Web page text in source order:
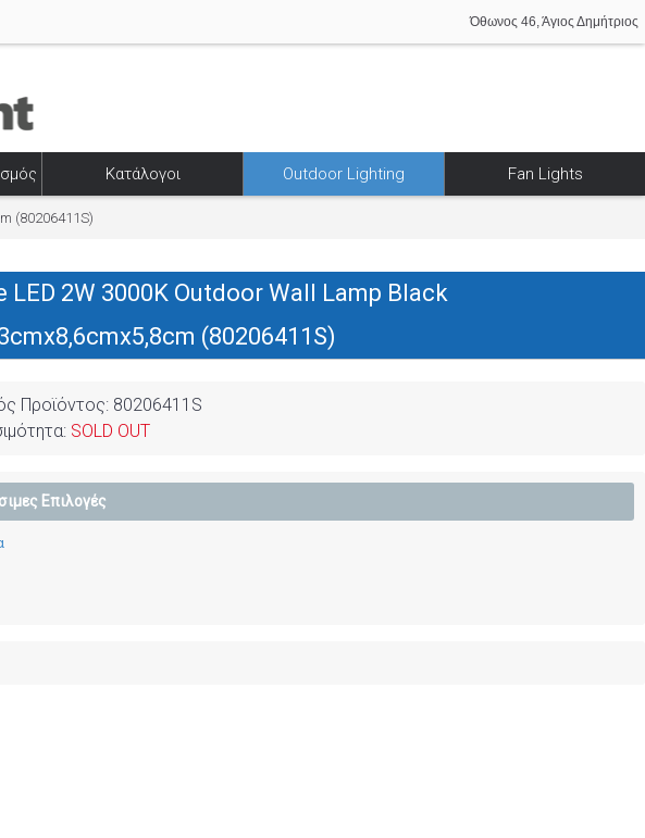
Όθωνος 46, Άγιος Δημήτριος
Κατάλογοι Outdoor Lighting Fan Lights
(80206411S)
LED 2W 3000K Outdoor Wall Lamp Black
(80206411S)
Προϊόντος: 80206411S
SOLD OUT
Επιλογές